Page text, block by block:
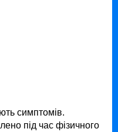
симптомів.
під час фізичного